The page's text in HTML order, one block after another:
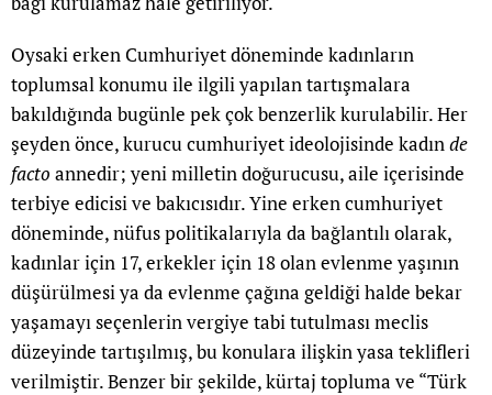
Oysaki erken Cumhuriyet döneminde kadınların
toplumsal konumu ile ilgili yapılan tartışmalara
bakıldığında bugünle pek çok benzerlik kurulabilir. Her
şeyden önce, kurucu cumhuriyet ideolojisinde kadın de
facto annedir; yeni milletin doğurucusu, aile içerisinde
terbiye edicisi ve bakıcısıdır. Yine erken cumhuriyet
döneminde, nüfus politikalarıyla da bağlantılı olarak,
kadınlar için 17, erkekler için 18 olan evlenme yaşının
düşürülmesi ya da evlenme çağına geldiği halde bekar
yaşamayı seçenlerin vergiye tabi tutulması meclis
düzeyinde tartışılmış, bu konulara ilişkin yasa teklifleri
verilmiştir. Benzer bir şekilde, kürtaj topluma ve “Türk